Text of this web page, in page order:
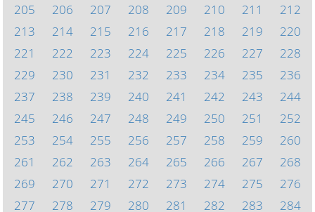
205
206 207 208 209 210 211
212
213
214 215 216 217 218 219
220
221
222 223 224 225 226 227
228
229
230 231 232 233 234 235
236
237
238 239 240 241 242 243
244
245
246 247 248 249 250 251
252
253
254 255 256 257 258 259
260
261
262 263 264 265 266 267
268
269
270 271 272 273 274 275
276
277
278 279 280 281 282 283
284